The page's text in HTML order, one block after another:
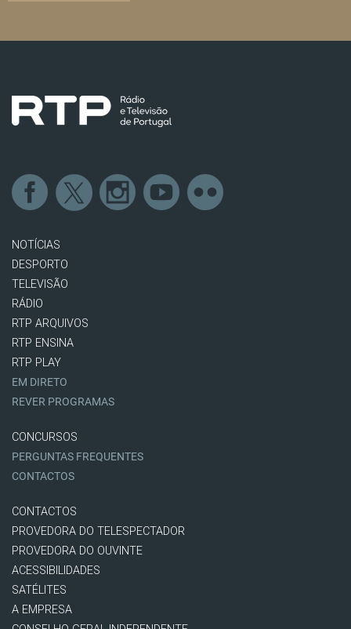
NOTÍCIAS
DESPORTO
TELEVISÃO
RÁDIO
RTP ARQUIVOS
RTP ENSINA
RTP PLAY
EM DIRETO
REVER PROGRAMAS
CONCURSOS
PERGUNTAS FREQUENTES
CONTACTOS
CONTACTOS
PROVEDORA DO TELESPECTADOR
PROVEDORA DO OUVINTE
ACESSIBILIDADES
SATÉLITES
A EMPRESA